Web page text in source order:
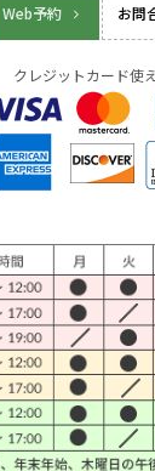
Web予約 お問
クレジットカード使